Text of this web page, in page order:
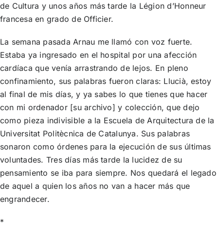
de Cultura y unos años más tarde la Légion d’Honneur
francesa en grado de Officier.
La semana pasada Arnau me llamó con voz fuerte.
Estaba ya ingresado en el hospital por una afección
cardíaca que venía arrastrando de lejos. En pleno
confinamiento, sus palabras fueron claras: Llucià, estoy
al final de mis días, y ya sabes lo que tienes que hacer
con mi ordenador [su archivo] y colección, que dejo
como pieza indivisible a la Escuela de Arquitectura de la
Universitat Politècnica de Catalunya. Sus palabras
sonaron como órdenes para la ejecución de sus últimas
voluntades. Tres días más tarde la lucidez de su
pensamiento se iba para siempre. Nos quedará el legado
de aquel a quien los años no van a hacer más que
engrandecer.
*